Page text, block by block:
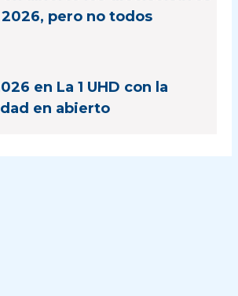
pero no todos
en La 1 UHD con la
en abierto